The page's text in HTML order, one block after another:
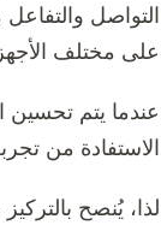
التواصل
على مختلف
الاستفادة من
لذا، يُنصح